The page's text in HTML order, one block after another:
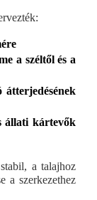
a széltől és a
átterjedésének
állati kártevők
a talajhoz
a szerkezethez